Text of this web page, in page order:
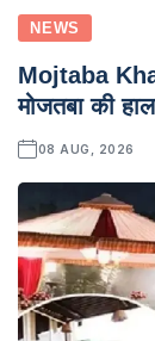
NEWS
Mojtaba
मोजतबा की
08 AUG, 2026